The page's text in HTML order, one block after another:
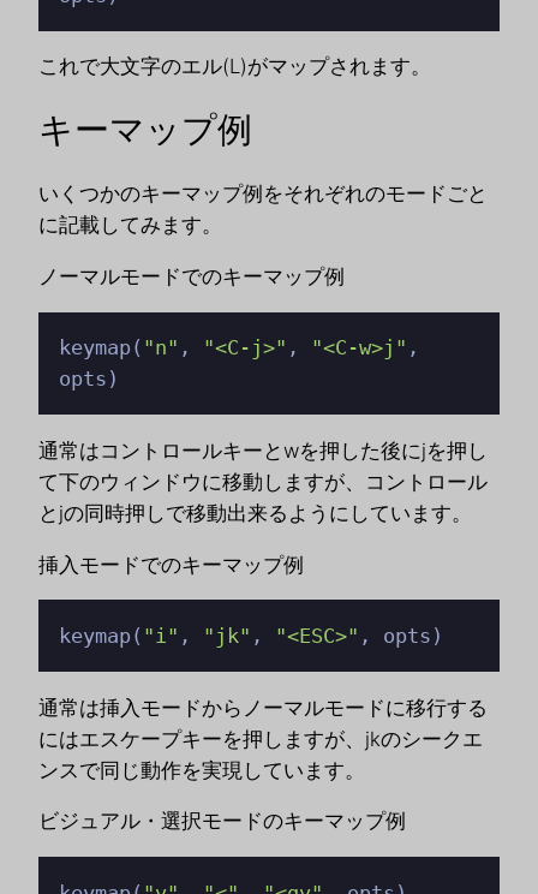
これで大文字のエル(L)がマップされます。
キーマップ例
いくつかのキーマップ例をそれぞれのモードごと
に記載してみます。
ノーマルモードでのキーマップ例
keymap( "n" , "<C-j>" , "<C-w>j" ,
opts)
通常はコントロールキーとwを押した後にjを押し
て下のウィンドウに移動しますが、コントロール
とjの同時押しで移動出来るようにしています。
挿入モードでのキーマップ例
keymap( "i" , "jk" , "<ESC>" , opts)
通常は挿入モードからノーマルモードに移行する
にはエスケープキーを押しますが、jkのシークエ
ンスで同じ動作を実現しています。
ビジュアル・選択モードのキーマップ例